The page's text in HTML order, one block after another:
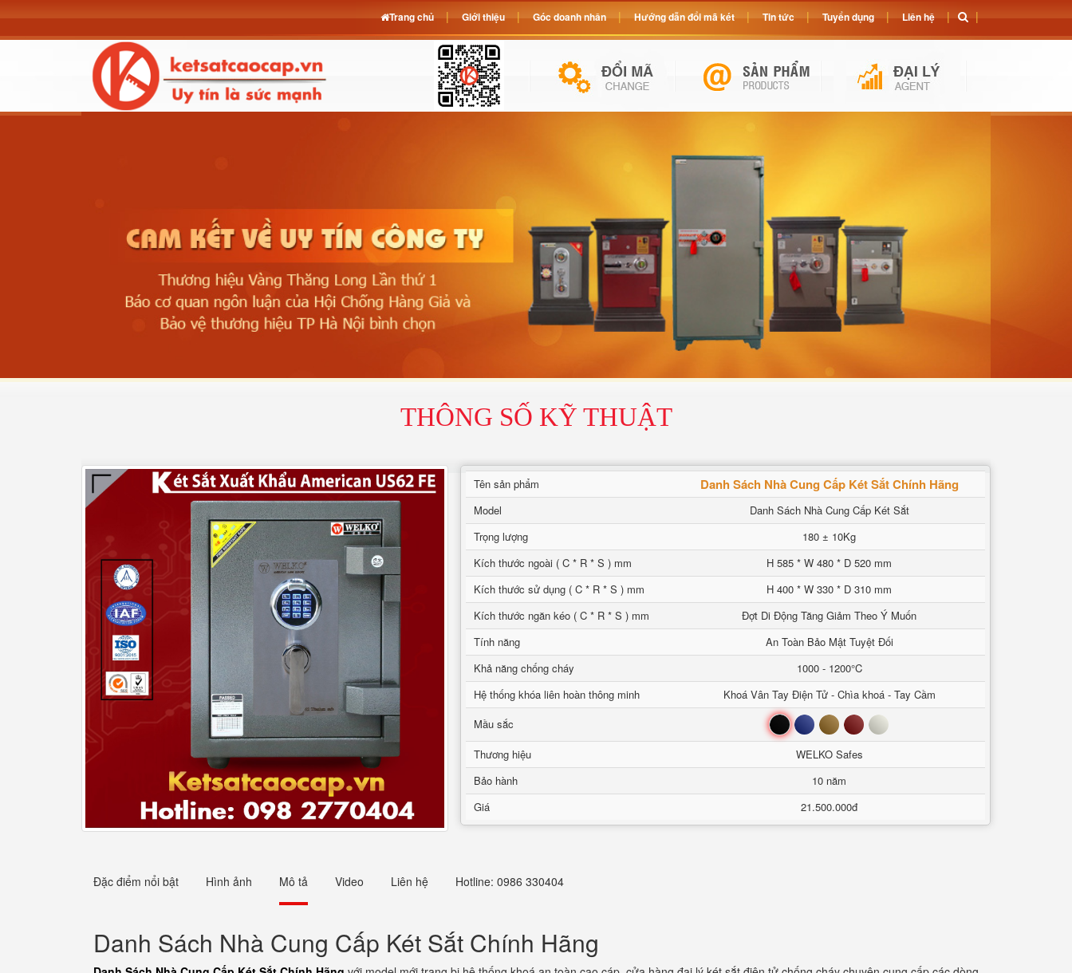
THÔNG SỐ KỸ THUẬT
Tên sản phẩm Danh Sách Nhà Cung Cấp Két Sắt Chính Hãng
Model
Danh Sách Nhà Cung Cấp Két Sắt
Trọng lượng
180 ± 10Kg
Kích thước ngoài ( C * R * S ) mm
H 585 * W 480 * D 520 mm
Kích thước sử dụng ( C * R * S ) mm
H 400 * W 330 * D 310 mm
Kích thước ngăn kéo ( C * R * S ) mm
Đợt Di Động Tăng Giảm Theo Ý Muốn
Tính năng
An Toàn Bảo Mật Tuyệt Đối
Khả năng chống cháy
1000 - 1200°C
Hệ thống khóa liên hoàn thông minh
Khoá Vân Tay Điện Tử - Chìa khoá - Tay Cầm
Mầu sắc
Đen Xanh Nâu Đỏ Trắng
Thương hiệu
WELKO Safes
Bảo hành
10 năm
Giá
21.500.000đ
Đặc điểm nổi bật Hình ảnh Mô tả Video Liên hệ Hotline: 0986 330404
Danh Sách Nhà Cung Cấp Két Sắt Chính Hãng
Trang chủ Giới thiệu Góc doanh nhân Hướng dẫn đổi mã két Tin tức Tuyển dụng Liên hệ